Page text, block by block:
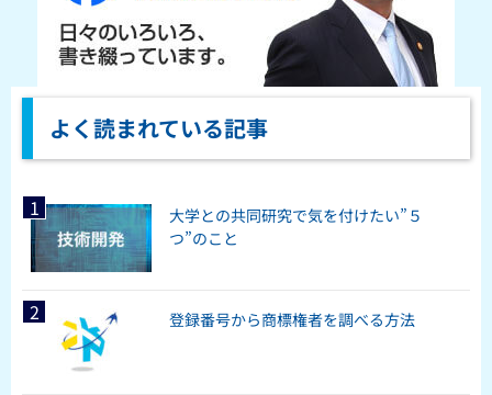
よく読まれている記事
大学との共同研究で気を付けたい”５
つ”のこと
登録番号から商標権者を調べる方法